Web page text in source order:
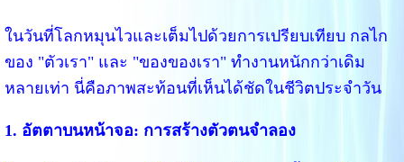
ในวันที่โลกหมุนไวและเต็มไปด้วยการเปรียบเทียบ กลไก
ของ "ตัวเรา" และ "ของของเรา" ทำงานหนักกว่าเดิม
หลายเท่า นี่คือภาพสะท้อนที่เห็นได้ชัดในชีวิตประจำวัน
1. อัตตาบนหน้าจอ: การสร้างตัวตนจำลอง